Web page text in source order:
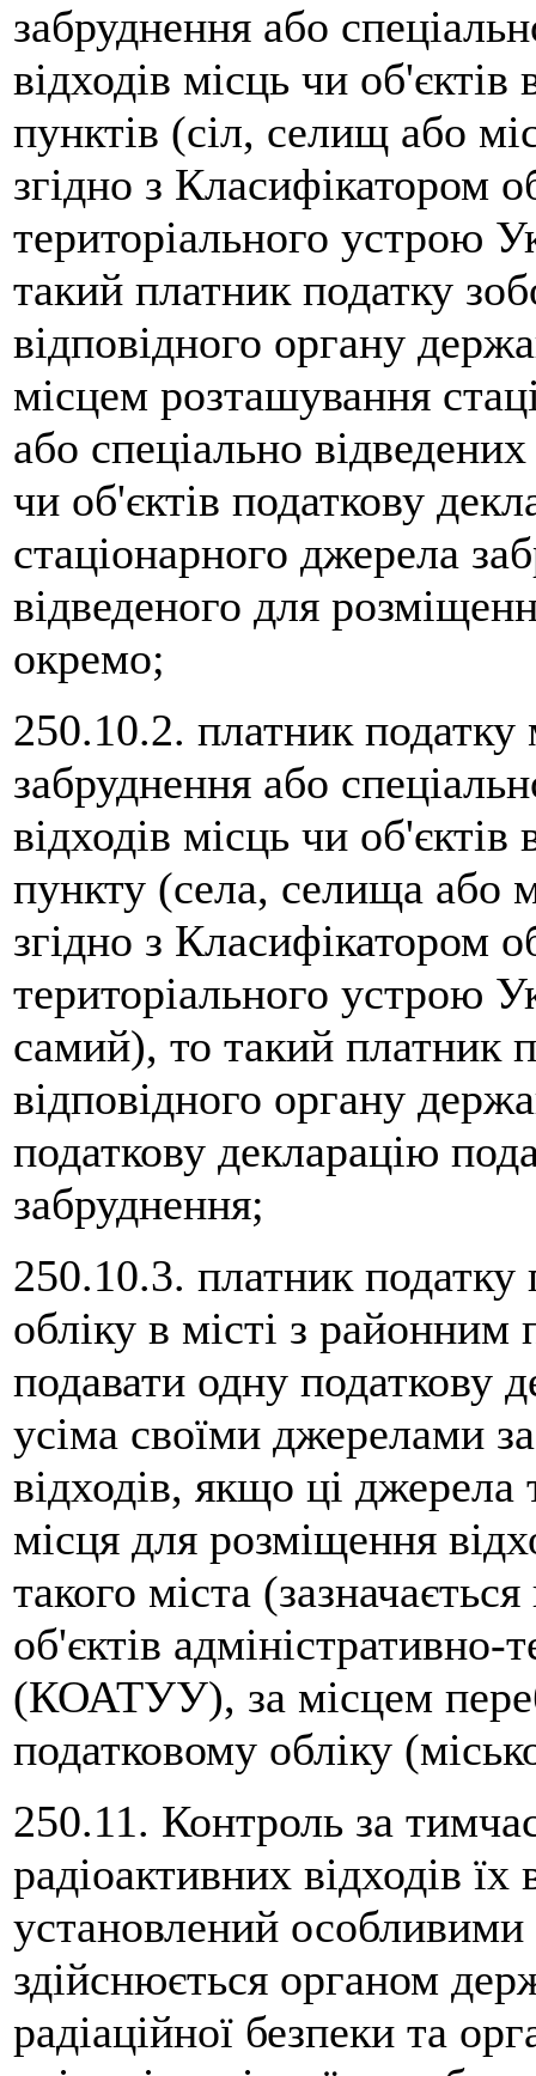
забруднення або
відходів місць чи
пунктів (сіл, селищ або
згідно з Класифікатором
територіального устрою
такий платник податку
відповідного органу
місцем розташування
або спеціально
чи об'єктів податкову
стаціонарного джерела
відведеного для
окремо;
250.10.2. платник податку
забруднення або
відходів місць чи
пункту (села, селища або
згідно з Класифікатором
територіального устрою
самий), то такий платник
відповідного органу
податкову декларацію
забруднення;
250.10.3. платник податку
обліку в місті з
подавати одну податкову
усіма своїми джерелами
відходів, якщо ці джерела
місця для розміщення
такого міста
об'єктів
(КОАТУУ), за місцем
податковому обліку
250.11. Контроль за
радіоактивних відходів
установлений особливими
здійснюється органом
радіаційної безпеки та